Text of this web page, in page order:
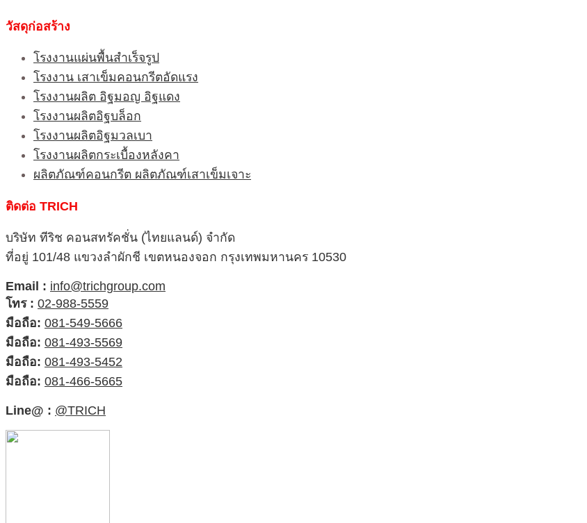
วัสดุก่อสร้าง
โรงงานแผ่นพื้นสำเร็จรูป
โรงงาน เสาเข็มคอนกรีตอัดแรง
โรงงานผลิต อิฐมอญ อิฐแดง
โรงงานผลิตอิฐบล็อก
โรงงานผลิตอิฐมวลเบา
โรงงานผลิตกระเบื้องหลังคา
ผลิตภัณฑ์คอนกรีต ผลิตภัณฑ์เสาเข็มเจาะ
ติดต่อ TRICH
บริษัท ทีริช คอนสทรัคชั่น (ไทยแลนด์) จำกัด
ที่อยู่ 101/48 แขวงลำผักชี เขตหนองจอก กรุงเทพมหานคร 10530
Email : info@trichgroup.com
โทร : 02-988-5559
มือถือ: 081-549-5666
มือถือ: 081-493-5569
มือถือ: 081-493-5452
มือถือ: 081-466-5665
Line@ : @TRICH